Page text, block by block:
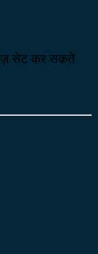
सेट कर सकते